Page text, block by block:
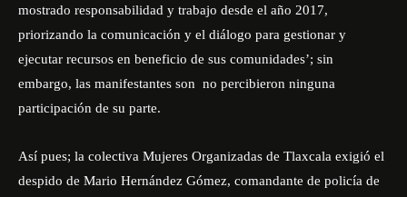
mostrado responsabilidad y trabajo desde el año 2017,
priorizando la comunicación y el diálogo para gestionar y
ejecutar recursos en beneficio de sus comunidades’; sin
embargo, las manifestantes son no percibieron ninguna
participación de su parte.
Así pues; la colectiva Mujeres Organizadas de Tlaxcala exigió el
despido de Mario Hernández Gómez, comandante de policía de